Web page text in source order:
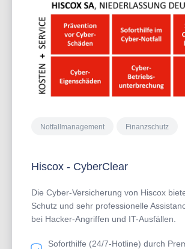
Notfallmanagement Finanzschutz
Hiscox - CyberClear
Die Cyber-Versicherung von Hiscox
Schutz und sehr professionelle
bei Hacker-Angriffen und IT-Ausfällen.
Soforthilfe (24/7-Hotline) durch